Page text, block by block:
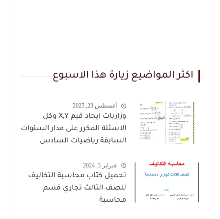
اكثر المواضيع زيارة هذا الاسبوع
أغسطس 23, 2025
وزاريات ايجاد قيم X,Y وكل
الاسئلة المكرر على مدار السنوات
السابقة رياضيات السادس
فبراير 3, 2024
تحميل كتاب محاسبة التكاليف
للصف الثالث تجاري قسم
محاسبة